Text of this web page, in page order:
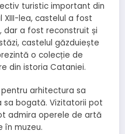
turistic important din
XIII-lea, castelul a fost
dar a fost reconstruit și
castelul găzduiește
o colecție de
din istoria Cataniei.
arhitectura sa
sa bogată. Vizitatorii pot
admira operele de artă
în muzeu.